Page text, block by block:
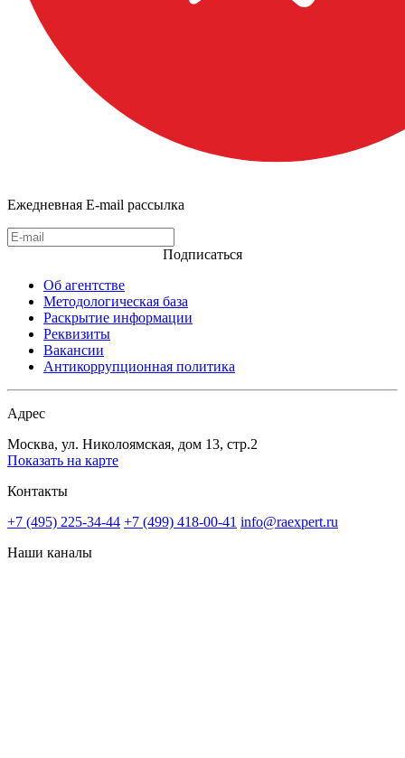
Ежедневная E-mail рассылка
Подписаться
Об агентстве
Методологическая база
Раскрытие информации
Реквизиты
Вакансии
Антикоррупционная политика
Адрес
Москва, ул. Николоямская, дом 13, стр.2
Показать на карте
Контакты
+7 (495) 225-34-44 +7 (499) 418-00-41 info@raexpert.ru
Наши каналы